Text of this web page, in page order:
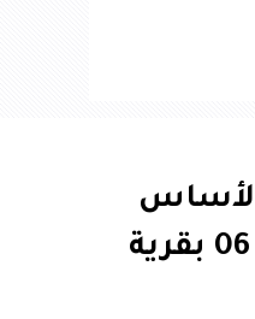
لمتوسطة القاعدة 06 بقرية